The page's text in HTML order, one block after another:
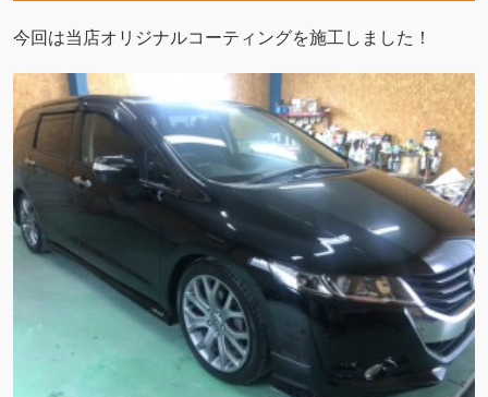
今回は当店オリジナルコーティングを施工しました！